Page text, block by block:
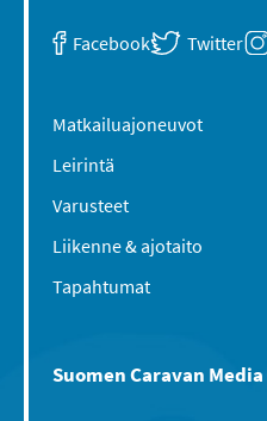
Facebook Twitter
Matkailuajoneuvot
Leirintä
Varusteet
Liikenne & ajotaito
Tapahtumat
Suomen Caravan Media